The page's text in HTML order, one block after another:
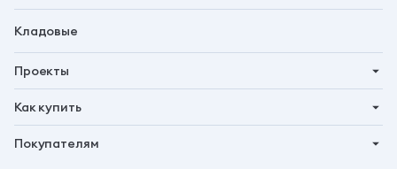
Кладовые
Проекты
Бьярма
Как купить
Покупателям